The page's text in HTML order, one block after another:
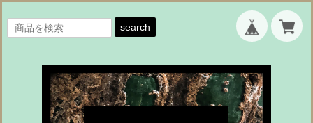
search